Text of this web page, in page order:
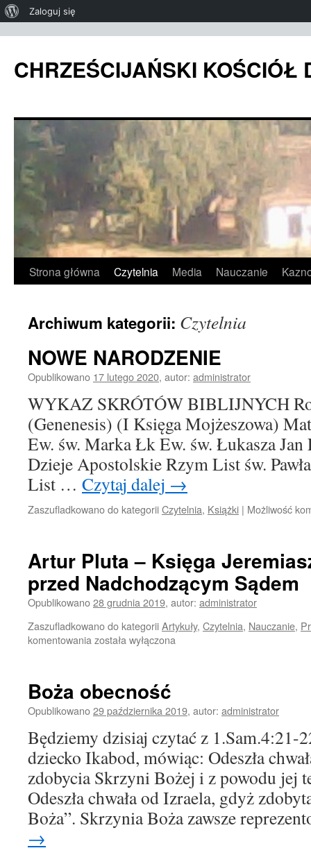
CHRZEŚCIJAŃSKI KOŚCIÓŁ
Przeskocz
treści
Strona główna Czytelnia Media Nauczanie
Archiwum kategorii: Czytelnia
NOWE NARODZENIE
Opublikowano 17 lutego 2020, autor: administrator
WYKAZ SKRÓTÓW BIBLIJNYCH
(Genenesis) (I Księga Mojżeszowa)
Ew. św. Marka Łk Ew. św. Łukasza Jan
Dzieje Apostolskie Rzym List św.
List … Czytaj dalej →
Zaszufladkowano do kategoriiCzytelnia, Książki | Możliwość
Artur Pluta – Księga
przed Nadchodzącym Sądem
Opublikowano28 grudnia 2019, autor: administrator
Zaszufladkowano do kategoriiArtykuły, Czytelnia, Nauczanie,
komentowania Artur
Jeremiasza
i
przed
Nadchodzącym
Sądem
została wyłączona
Boża obecność
Opublikowano29 października 2019, autor: administrator
Będziemy dzisiaj czytać z 1.Sam.4:21-
dziecko Ikabod, mówiąc: Odeszła
zdobycia Skrzyni Bożej i z powodu jej
Odeszła chwała od Izraela, gdyż
Boża”. Skrzynia Boża zawsze
→
Zaloguj się